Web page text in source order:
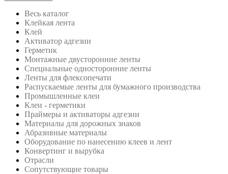
Весь каталог
Клейкая лента
Клей
Активатор адгезии
Герметик
Монтажные двусторонние ленты
Специальные односторонние ленты
Ленты для флексопечати
Распускаемые ленты для бумажного производства
Промышленные клеи
Клеи - герметики
Праймеры и активаторы адгезии
Материалы для дорожных знаков
Абразивные материалы
Оборудование по нанесению клеев и лент
Конвертинг и вырубка
Отрасли
Сопутствующие товары